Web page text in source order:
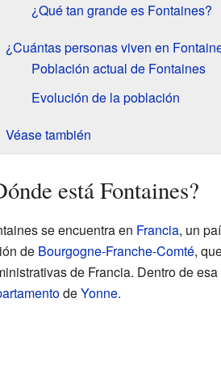
¿Qué tan grande es Fontaines?
¿Cuántas personas viven en
Población actual de Fontaines
Evolución de la población
Véase también
está Fontaines?
se encuentra en Francia, un
de Bourgogne-Franche-Comté,
de Francia. Dentro de
deYonne.